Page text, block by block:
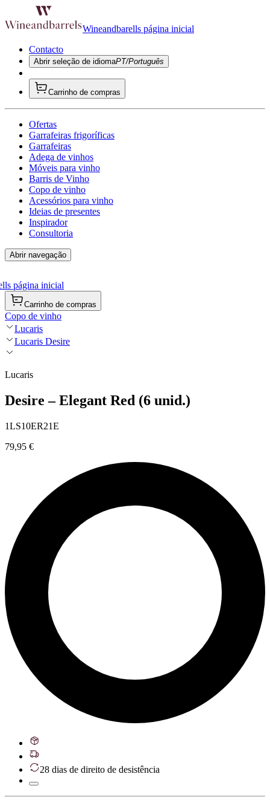
Wineandbarells página inicial
Contacto
Abrir seleção de idiomaPT/Português
Carrinho de compras
Ofertas
Garrafeiras frigoríficas
Garrafeiras
Adega de vinhos
Móveis para vinho
Barris de Vinho
Copo de vinho
Acessórios para vinho
Ideias de presentes
Inspirador
Consultoria
Abrir navegação
página inicial
Carrinho de compras
Copo de vinho
Lucaris
Lucaris Desire
Lucaris
Desire – Elegant Red (6 unid.)
1LS10ER21E
79,95 €
28 dias de direito de desistência